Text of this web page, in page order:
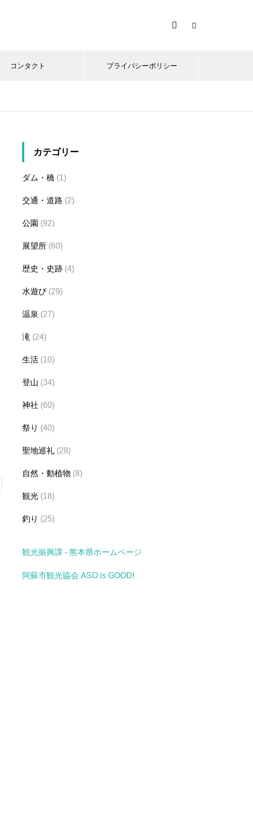
コンタクト プライバシーポリシー
カテゴリー
ダム・橋 (1)
交通・道路 (2)
公園 (92)
展望所 (60)
歴史・史跡 (4)
水遊び(29)
温泉 (27)
滝 (24)
生活 (10)
登山 (34)
神社 (60)
祭り (40)
聖地巡礼 (28)
自然・動植物 (8)
観光 (18)
釣り (25)
観光振興課 - 熊本県ホームページ
阿蘇市観光協会 ASO is GOOD!